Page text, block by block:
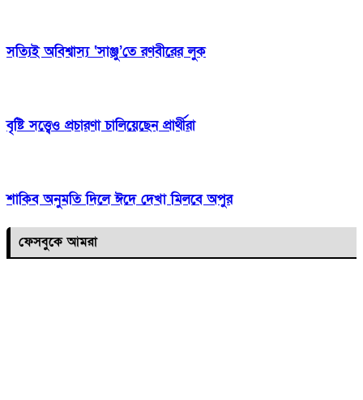
সত্যিই অবিশ্বাস্য ‘সাঞ্জু’তে রণবীরের লুক
বৃষ্টি সত্ত্বেও প্রচারণা চালিয়েছেন প্রার্থীরা
শাকিব অনুমতি দিলে ঈদে দেখা মিলবে অপুর
ফেসবুকে আমরা